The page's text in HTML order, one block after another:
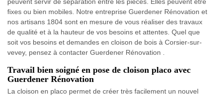
fixes ou bien mobiles. Notre entreprise Guerdener Rénovation et
nos artisans 1804 sont en mesure de vous réaliser des travaux
de qualité et à la hauteur de vos besoins et attentes. Quel que
soit vos besoins et demandes en cloison de bois à Corsier-sur-
vevey, pensez à contacter Guerdener Rénovation .
Travail bien soigné en pose de cloison placo avec
Guerdener Rénovation
La cloison en placo permet de créer très facilement un nouvel